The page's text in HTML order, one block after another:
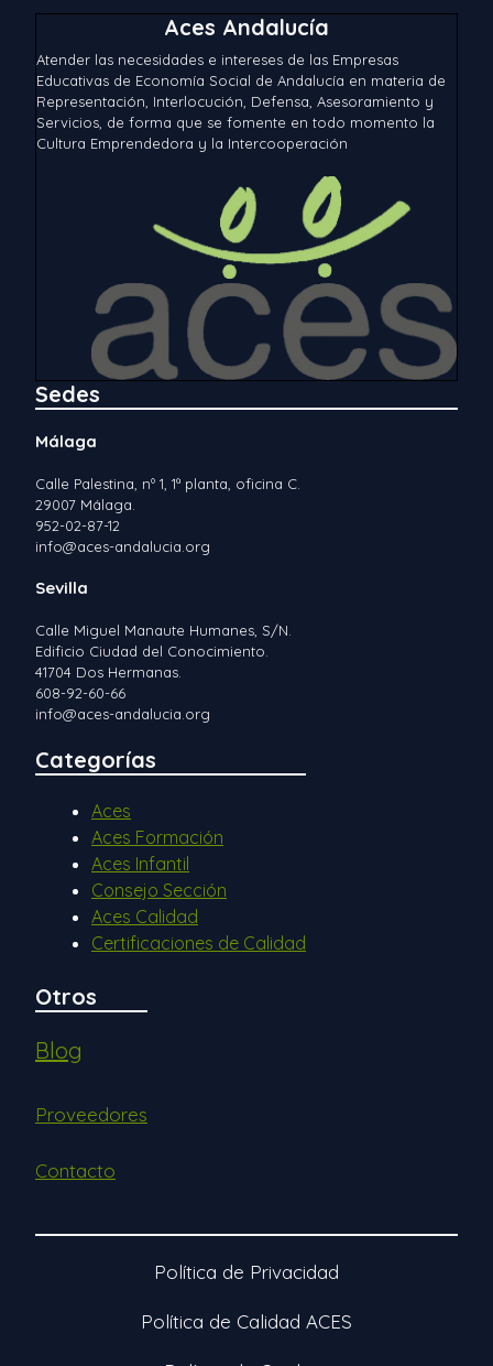
Aces Andalucía
Atender las necesidades e intereses de las Empresas
Educativas de Economía Social de Andalucía en materia de
Representación, Interlocución, Defensa, Asesoramiento y
Servicios, de forma que se fomente en todo momento la
Cultura Emprendedora y la Intercooperación
Sedes
Málaga
Calle Palestina, nº 1, 1ª planta, oficina C.
29007 Málaga.
952-02-87-12
info@aces-andalucia.org
Sevilla
Calle Miguel Manaute Humanes, S/N.
Edificio Ciudad del Conocimiento.
41704 Dos Hermanas.
608-92-60-66
info@aces-andalucia.org
Categorías
Aces
Aces Formación
Aces Infantil
Consejo Sección
Aces Calidad
Certificaciones de Calidad
Otros
Blog
Proveedores
Contacto
Política de Privacidad
Política de Calidad ACES